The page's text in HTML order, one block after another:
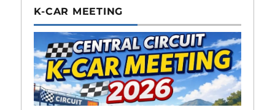
K-CAR MEETING